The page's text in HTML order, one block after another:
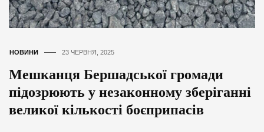
НОВИНИ 23 ЧЕРВНЯ, 2025
Мешканця Бершадської громади
підозрюють у незаконному зберіганні
великої кількості боєприпасів